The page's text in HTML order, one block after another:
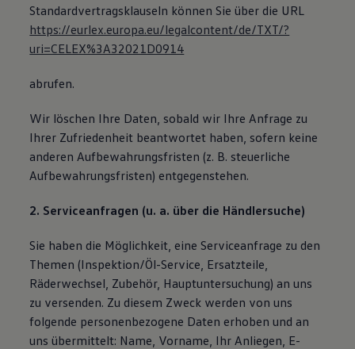
Standardvertragsklauseln können Sie über die URL
https://eurlex.europa.eu/legalcontent/de/TXT/?
uri=CELEX%3A32021D0914
abrufen.
Wir löschen Ihre Daten, sobald wir Ihre Anfrage zu
Ihrer Zufriedenheit beantwortet haben, sofern keine
anderen Aufbewahrungsfristen (z. B. steuerliche
Aufbewahrungsfristen) entgegenstehen.
2. Serviceanfragen (u. a. über die Händlersuche)
Sie haben die Möglichkeit, eine Serviceanfrage zu den
Themen (Inspektion/Öl-Service, Ersatzteile,
Räderwechsel, Zubehör, Hauptuntersuchung) an uns
zu versenden. Zu diesem Zweck werden von uns
folgende personenbezogene Daten erhoben und an
uns übermittelt: Name, Vorname, Ihr Anliegen, E-